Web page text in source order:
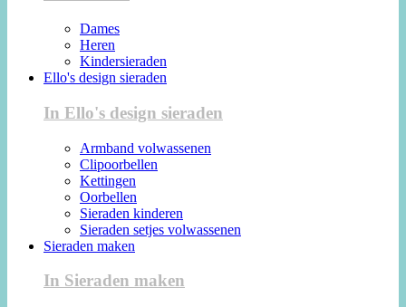
Dames
Heren
Kindersieraden
Ello's design sieraden
In Ello's design sieraden
Armband volwassenen
Clipoorbellen
Kettingen
Oorbellen
Sieraden kinderen
Sieraden setjes volwassenen
Sieraden maken
In Sieraden maken